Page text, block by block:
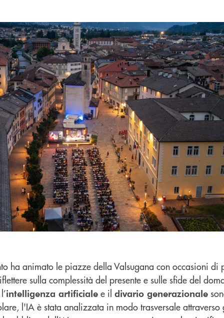
ha animato le piazze della Valsugana con occasioni di
sulla complessità del presente e sulle sfide del
intelligenza artificiale e il divario generazionale
l'IA è stata analizzata in modo trasversale